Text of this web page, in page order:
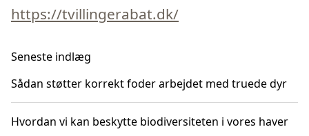
https://tvillingerabat.dk/
Seneste indlæg
Sådan støtter korrekt foder arbejdet med truede dyr
Hvordan vi kan beskytte biodiversiteten i vores haver